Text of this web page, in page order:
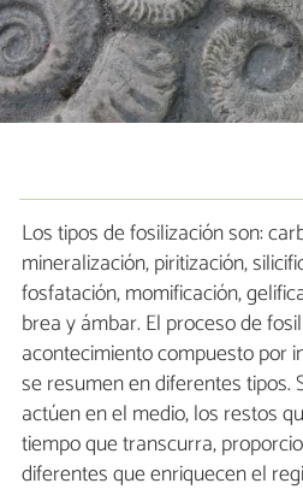
Los tipos de fosilización son:
mineralización, piritización,
fosfatación, momificación,
brea y ámbar. El proceso de
acontecimiento compuesto por
se resumen en diferentes tipos.
actúen en el medio, los restos
tiempo que transcurra,
diferentes que enriquecen el